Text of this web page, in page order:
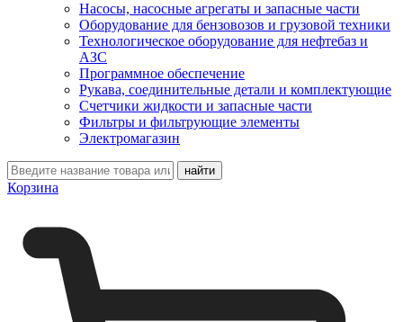
Насосы, насосные агрегаты и запасные части
Оборудование для бензовозов и грузовой техники
Технологическое оборудование для нефтебаз и
АЗС
Программное обеспечение
Рукава, соединительные детали и комплектующие
Счетчики жидкости и запасные части
Фильтры и фильтрующие элементы
Электромагазин
Корзина